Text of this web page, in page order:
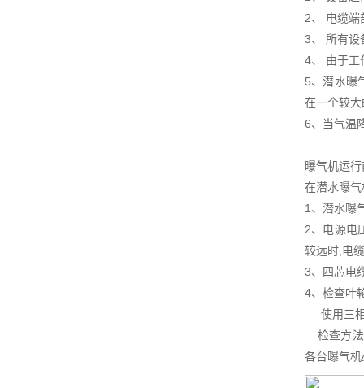
2、 电缆端
3、 所有设
4、 由于工
5、潜水曝
在一个较
6、当气温
曝气机运
在潜水曝
1、潜水曝
2、电源电
较远时,电
3、四芯电
4、检查叶
使用三相
检查方法
各台曝气